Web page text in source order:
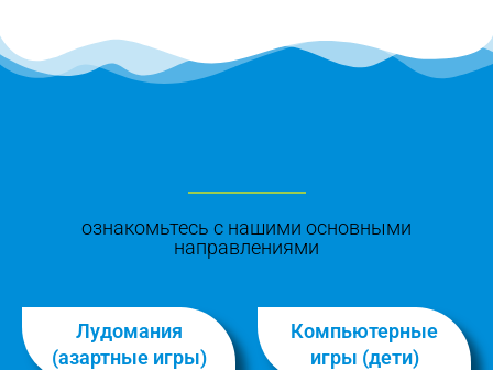
ознакомьтесь с нашими основными
направлениями
Лудомания
(азартные игры)
Компьютерные
игры (дети)